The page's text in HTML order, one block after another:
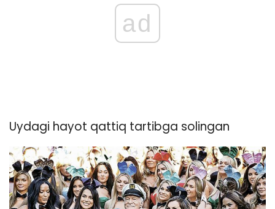
ad
Uydagi hayot qattiq tartibga solingan